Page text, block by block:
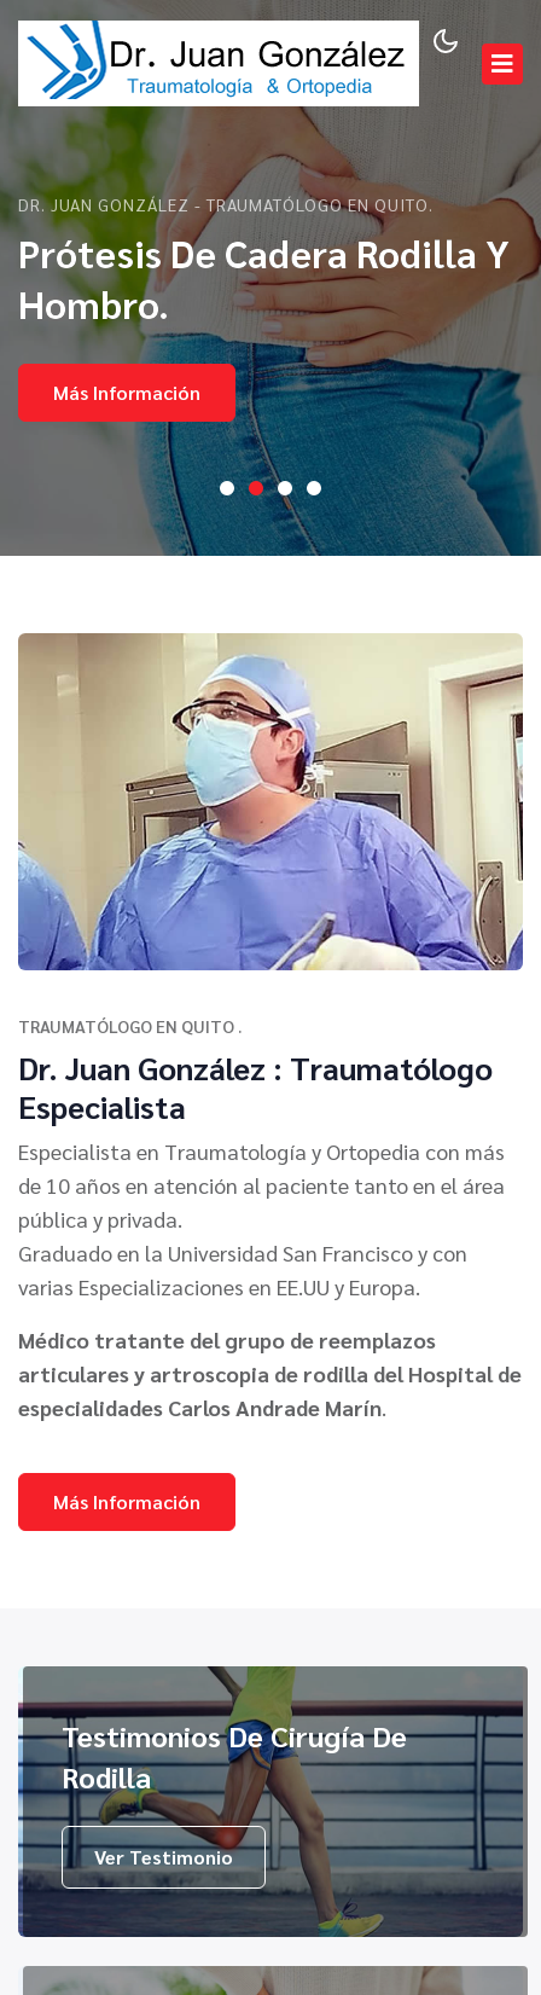
DR. JUAN GONZÁLEZ - TRAUMATÓLOGO EN QUITO.
Prótesis De Cadera Rodilla Y
Hombro.
Más Información
TRAUMATÓLOGO EN QUITO .
Dr. Juan González : Traumatólogo
Especialista
Especialista en Traumatología y Ortopedia con más
de 10 años en atención al paciente tanto en el área
pública y privada.
Graduado en la Universidad San Francisco y con
varias Especializaciones en EE.UU y Europa.
Médico tratante del grupo de reemplazos
articulares y artroscopia de rodilla del Hospital de
especialidades Carlos Andrade Marín.
Más Información
Testimonios De Cirugía De
Rodilla
Ver Testimonio